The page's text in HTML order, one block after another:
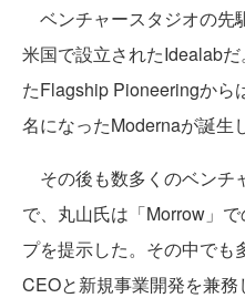
ベンチャースタジオの先
米国で設立されたIdealab
たFlagship Pioneeringから
名になったModernaが誕生
その後も数多くのベンチ
で、丸山氏は「Morrow」
プを提示した。その中でも
CEOと新規事業開発を兼